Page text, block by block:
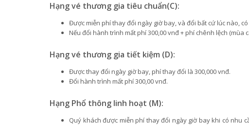
Hạng vé thương gia tiêu chuẩn(C):
Được miễn phí thay đổi ngày giờ bay, và đổi bất cứ lúc nào,
Nếu đổi hành trình mất phí 300,00 vnđ + phí chênh lệch (mùa
Hạng vé thương gia tiết kiệm (D):
Được thay đổi ngày giờ bay, phí thay đổi là 300,000 vnđ.
Đổi hành trình mất phí 300,00 vnđ.
Hạng Phổ thông linh hoạt (M):
Quý khách được miễn phí thay đổi ngày giờ bay khi có nhu